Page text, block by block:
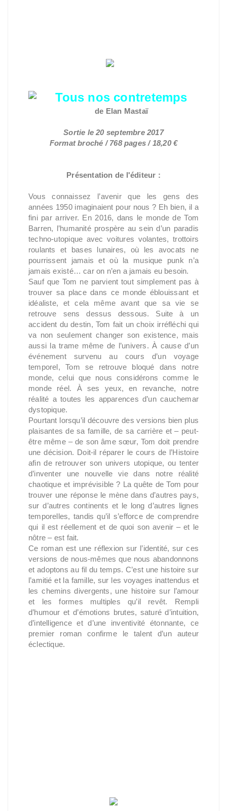
Tous nos contretemps
de Elan Mastaï
Sortie le 20 septembre 2017
Format broché / 768 pages / 18,20 €
Présentation de l'éditeur :
Vous connaissez l’avenir que les gens des
années 1950 imaginaient pour nous ? Eh bien, il a
fini par arriver. En 2016, dans le monde de Tom
Barren, l’humanité prospère au sein d’un paradis
techno-utopique avec voitures volantes, trottoirs
roulants et bases lunaires, où les avocats ne
pourrissent jamais et où la musique punk n’a
jamais existé… car on n’en a jamais eu besoin.
Sauf que Tom ne parvient tout simplement pas à
trouver sa place dans ce monde éblouissant et
idéaliste, et cela même avant que sa vie se
retrouve sens dessus dessous. Suite à un
accident du destin, Tom fait un choix irréfléchi qui
va non seulement changer son existence, mais
aussi la trame même de l’univers. À cause d’un
événement survenu au cours d’un voyage
temporel, Tom se retrouve bloqué dans notre
monde, celui que nous considérons comme le
monde réel. À ses yeux, en revanche, notre
réalité a toutes les apparences d’un cauchemar
dystopique.
Pourtant lorsqu’il découvre des versions bien plus
plaisantes de sa famille, de sa carrière et – peut-
être même – de son âme sœur, Tom doit prendre
une décision. Doit-il réparer le cours de l’Histoire
afin de retrouver son univers utopique, ou tenter
d’inventer une nouvelle vie dans notre réalité
chaotique et imprévisible ? La quête de Tom pour
trouver une réponse le mène dans d’autres pays,
sur d’autres continents et le long d’autres lignes
temporelles, tandis qu’il s’efforce de comprendre
qui il est réellement et de quoi son avenir – et le
nôtre – est fait.
Ce roman est une réflexion sur l’identité, sur ces
versions de nous-mêmes que nous abandonnons
et adoptons au fil du temps. C’est une histoire sur
l’amitié et la famille, sur les voyages inattendus et
les chemins divergents, une histoire sur l’amour
et les formes multiples qu’il revêt. Rempli
d’humour et d’émotions brutes, saturé d’intuition,
d’intelligence et d’une inventivité étonnante, ce
premier roman confirme le talent d’un auteur
éclectique.